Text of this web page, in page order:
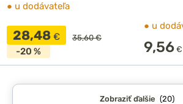
● u dodávateľa
28,48 € 35,60 €
-20 %
● u
9,56 €
Zobraziť ďalšie (20)